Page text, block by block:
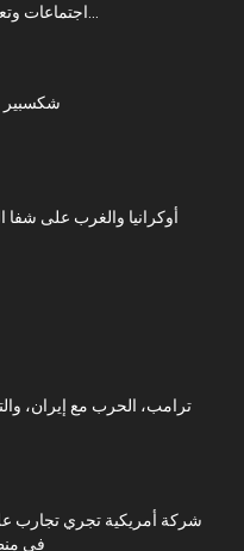
اجتماعات وتعيينات جوزيف بايدن...
شكسبير
أوكرانيا والغرب على شفا
ترامب، الحرب مع إيران،
شركة أمريكية تجري تجارب
في